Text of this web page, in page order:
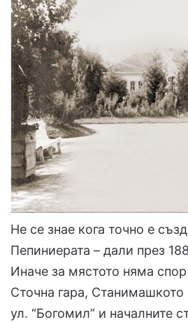
Не се знае кога точно е
Пепиниерата – дали през
Иначе за мястото няма
Сточна гара,
ул. “Богомил” и началните